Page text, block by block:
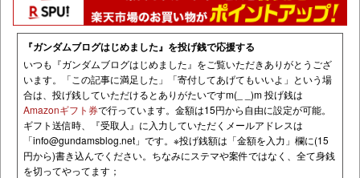
『ガンダムブログはじめました』を投げ銭で応援する
いつも『ガンダムブログはじめました』をご覧いただきありがとうござ
います。「この記事に満足した」「寄付してあげてもいいよ」という場
合は、投げ銭していただけるとありがたいですm(_ _)m 投げ銭は
Amazonギフト券で行っています。金額は15円から自由に設定が可能。
ギフト送信時、『受取人』に入力していただくメールアドレスは
「info@gundamsblog.net 」です。 ※投げ銭額は「金額を入力」欄に(15
円から)書き込んでください。ちなみにステマや案件ではなく、全て身銭
を切ってやってます；